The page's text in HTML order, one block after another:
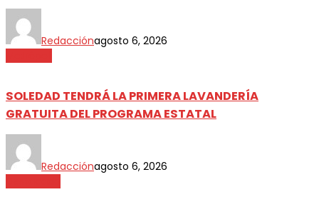
Redacciónagosto 6, 2026
SOLEDAD TENDRÁ LA PRIMERA LAVANDERÍA
GRATUITA DEL PROGRAMA ESTATAL
Redacciónagosto 6, 2026